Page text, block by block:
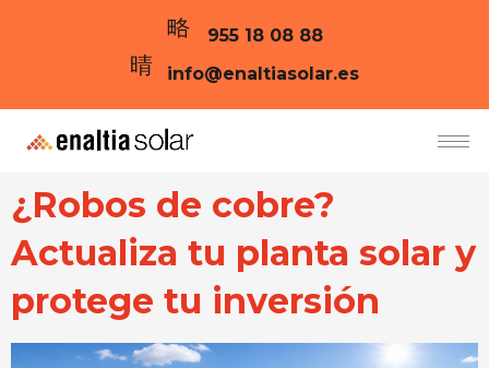
955 18 08 88
info@enaltiasolar.es
¿Robos de cobre?
Actualiza tu planta solar y
protege tu inversión